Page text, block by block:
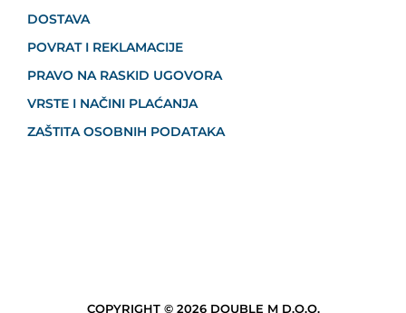
DOSTAVA
POVRAT I REKLAMACIJE
PRAVO NA RASKID UGOVORA
VRSTE I NAČINI PLAĆANJA
ZAŠTITA OSOBNIH PODATAKA
COPYRIGHT © 2026 DOUBLE M D.O.O.